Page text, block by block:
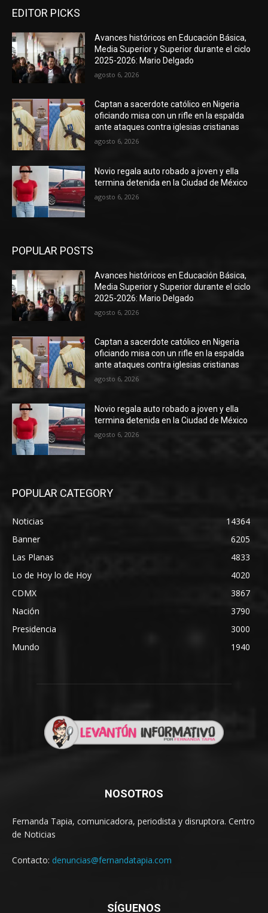
EDITOR PICKS
Avances históricos en Educación Básica,
Media Superior y Superior durante el ciclo
2025-2026: Mario Delgado
agosto 6, 2026
Captan a sacerdote católico en Nigeria
oficiando misa con un rifle en la espalda
ante ataques contra iglesias cristianas
agosto 6, 2026
Novio regala auto robado a joven y ella
termina detenida en la Ciudad de México
agosto 6, 2026
POPULAR POSTS
Avances históricos en Educación Básica,
Media Superior y Superior durante el ciclo
2025-2026: Mario Delgado
agosto 6, 2026
Captan a sacerdote católico en Nigeria
oficiando misa con un rifle en la espalda
ante ataques contra iglesias cristianas
agosto 6, 2026
Novio regala auto robado a joven y ella
termina detenida en la Ciudad de México
agosto 6, 2026
POPULAR CATEGORY
Noticias
14364
Banner
6205
Las Planas
4833
Lo de Hoy lo de Hoy
4020
CDMX
3867
Nación
3790
Presidencia
3000
Mundo
1940
NOSOTROS
Fernanda Tapia, comunicadora, periodista y disruptora. Centro
de Noticias
Contacto: denuncias@fernandatapia.com
SÍGUENOS